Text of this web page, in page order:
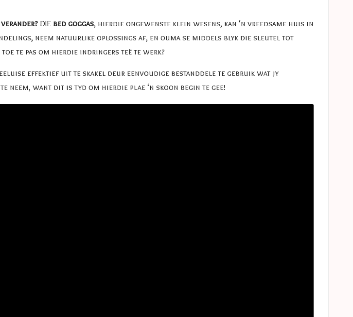
DIE bed goggas, hierdie ongewenste klein wesens, kan ‘n vreedsame huis in
neem natuurlike oplossings af, en ouma se middels blyk die sleutel tot
te pas om hierdie indringers teë te werk?
effektief uit te skakel deur eenvoudige bestanddele te gebruik wat jy
want dit is tyd om hierdie plae ‘n skoon begin te gee!